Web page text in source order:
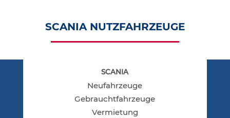
SCA­NIA NUTZFAHRZEUGE
SCANIA
Neu­fahr­zeu­ge
Gebraucht­fahr­zeu­ge
Ver­mie­tung